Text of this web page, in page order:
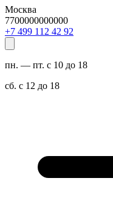
Москва
7700000000000
29 24 211 994 7+
пн. — пт. с 10 до 18
сб. с 12 до 18